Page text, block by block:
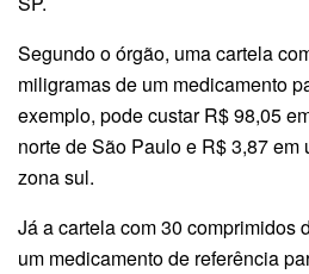
Segundo o órgão, uma cartela
miligramas de um medicamento
exemplo, pode custar R$ 98,05
norte de São Paulo e R$ 3,87
zona sul.
Já a cartela com 30 comprimidos
um medicamento de referência